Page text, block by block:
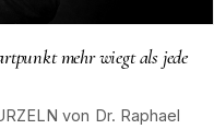
mehr wiegt als jede
von Dr. Raphael